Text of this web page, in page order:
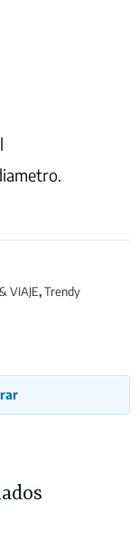
VIAJE,Trendy